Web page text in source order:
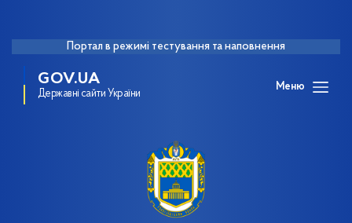
Портал в режимі тестування та наповнення
GOV.UA
Державні сайти України
Меню